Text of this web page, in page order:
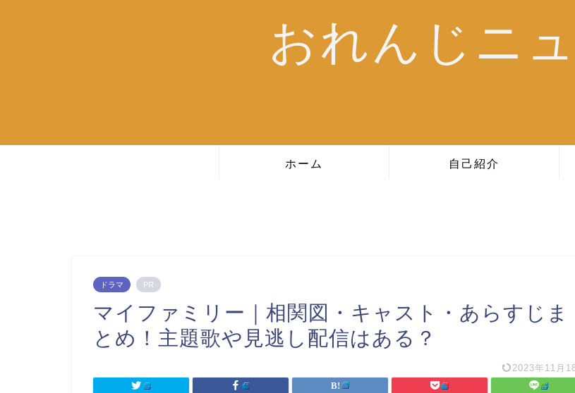
おれんじニ
ホーム 自己紹介
ドラマ PR
マイファミリー｜相関図・キャスト・あらすじま
とめ！主題歌や見逃し配信はある？
2023年11月